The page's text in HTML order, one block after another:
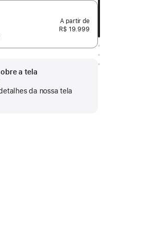
R$ 19.999
a tela
da nossa tela